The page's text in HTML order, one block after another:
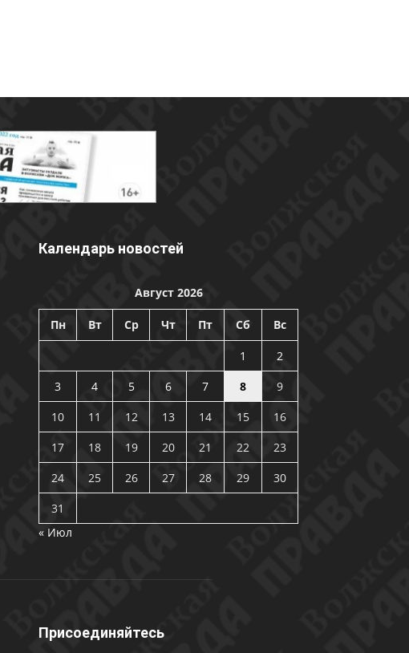
Календарь новостей
Август 2026
Пн Вт Ср Чт Пт Сб Вс
1
2
3
4 5 6 7 8
9
10
11 12 13 14 15
16
17
18 19 20 21 22
23
24
25 26 27 28 29
30
31
« Июл
Присоединяйтесь